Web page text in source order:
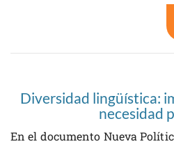
Diversidad lingüística:
necesidad
En el documento Nueva